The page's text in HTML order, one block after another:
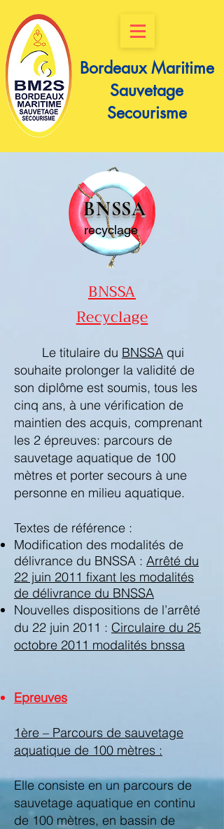
Bordeaux Maritime
Sauvetage
Secourisme
BNSSA
recyclage
BNSSA
Recyclage
Le titulaire du BNSSA qui
souhaite prolonger la validité de
son diplôme est soumis, tous les
cinq ans, à une vérification de
maintien des acquis, comprenant
les 2 épreuves: parcours de
sauvetage aquatique de 100
mètres et porter secours à une
personne en milieu aquatique.
Textes de référence :
Modification des modalités de
délivrance du BNSSA : Arrêté du
22 juin 2011 fixant les modalités
de délivrance du BNSSA
Nouvelles dispositions de l’arrêté
du 22 juin 2011 : Circulaire du 25
octobre 2011 modalités bnssa
​Epreuves
1ère – Parcours de sauvetage
aquatique de 100 mètres :
Elle consiste en un parcours de
sauvetage aquatique en continu
de 100 mètres, en bassin de